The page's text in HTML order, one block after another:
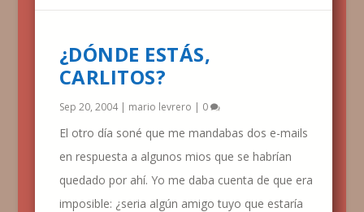
¿DÓNDE ESTÁS,
CARLITOS?
Sep 20, 2004| mario levrero | 0
El otro día soné que me mandabas dos e-mails
en respuesta a algunos mios que se habrían
quedado por ahí. Yo me daba cuenta de que era
imposible: ¿seria algún amigo tuyo que estaría